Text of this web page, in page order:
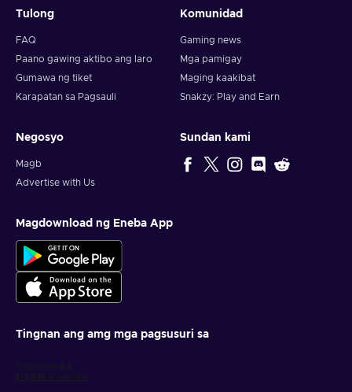
Tulong
FAQ
Paano gawing aktibo ang laro
Gumawa ng tiket
Karapatan sa Pagsauli
Komunidad
Gaming news
Mga pamigay
Maging kaakibat
Snakzy: Play and Earn
Negosyo
Magb
Advertise with Us
Sundan kami
Magdownload ng Eneba App
Tingnan ang amg mga pagsusuri sa